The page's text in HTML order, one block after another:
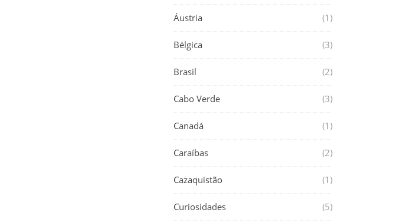
Áustria (1)
Bélgica (3)
Brasil (2)
Cabo Verde (3)
Canadá (1)
Caraíbas (2)
Cazaquistão (1)
Curiosidades (5)